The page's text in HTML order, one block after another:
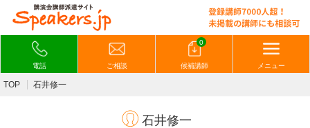
電話 ご相談
0
候補講師 メニュー
TOP 石井修一
石井修一